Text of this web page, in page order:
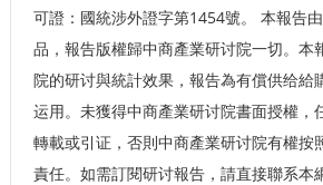
可證：國統涉外證字第1454號。 本報告
品，報告版權歸中商產業研讨院一切。本
院的研讨與統計效果，報告為有償供给給
运用。未獲得中商產業研讨院書面授權，
轉載或引证，否則中商產業研讨院有權按
責任。如需訂閱研讨報告，請直接聯系本